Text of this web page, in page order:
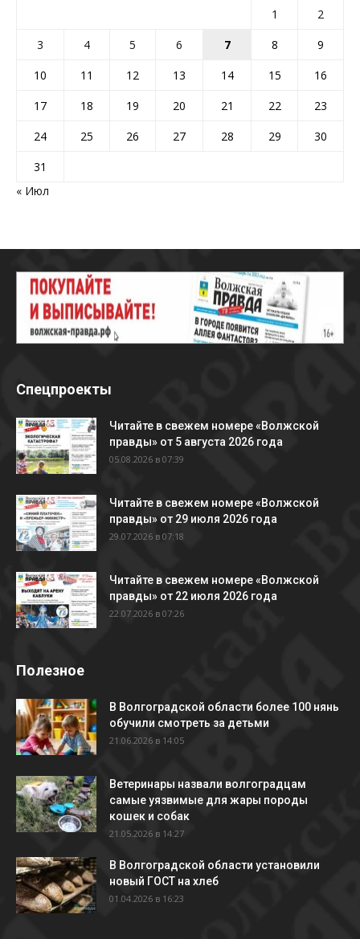
1
2
3
4 5 6 7 8
9
10
11 12 13 14 15
16
17
18 19 20 21 22
23
24
25 26 27 28 29
30
31
« Июл
Спецпроекты
Читайте в свежем номере «Волжской
правды» от 5 августа 2026 года
05.08.2026 в 07:39
Читайте в свежем номере «Волжской
правды» от 29 июля 2026 года
29.07.2026 в 07:18
Читайте в свежем номере «Волжской
правды» от 22 июля 2026 года
22.07.2026 в 07:26
Полезное
В Волгоградской области более 100 нянь
обучили смотреть за детьми
21.06.2026 в 14:05
Ветеринары назвали волгоградцам
самые уязвимые для жары породы
кошек и собак
21.05.2026 в 14:27
В Волгоградской области установили
новый ГОСТ на хлеб
01.04.2026 в 16:23